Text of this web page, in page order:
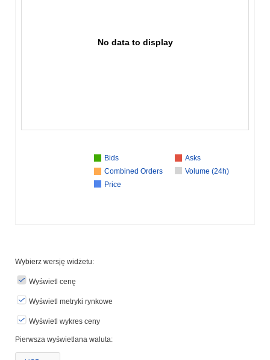
No data to display
Bids
Asks
Combined Orders
Volume (24h)
Price
Wybierz wersję widżetu:
Wyświetl cenę
Wyświetl metryki rynkowe
Wyświetl wykres ceny
Pierwsza wyświetlana waluta: